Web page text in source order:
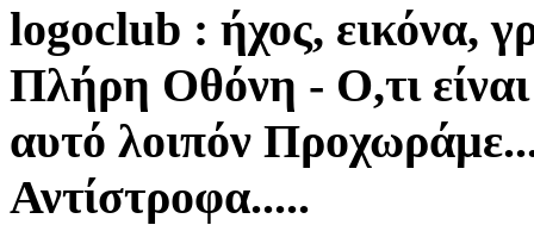
logoclub : ήχος, εικόνα,
Πλήρη Οθόνη - Ο,τι
αυτό λοιπόν
Αντίστροφα.....